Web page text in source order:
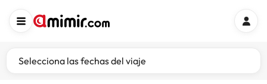
Selecciona las fechas del viaje